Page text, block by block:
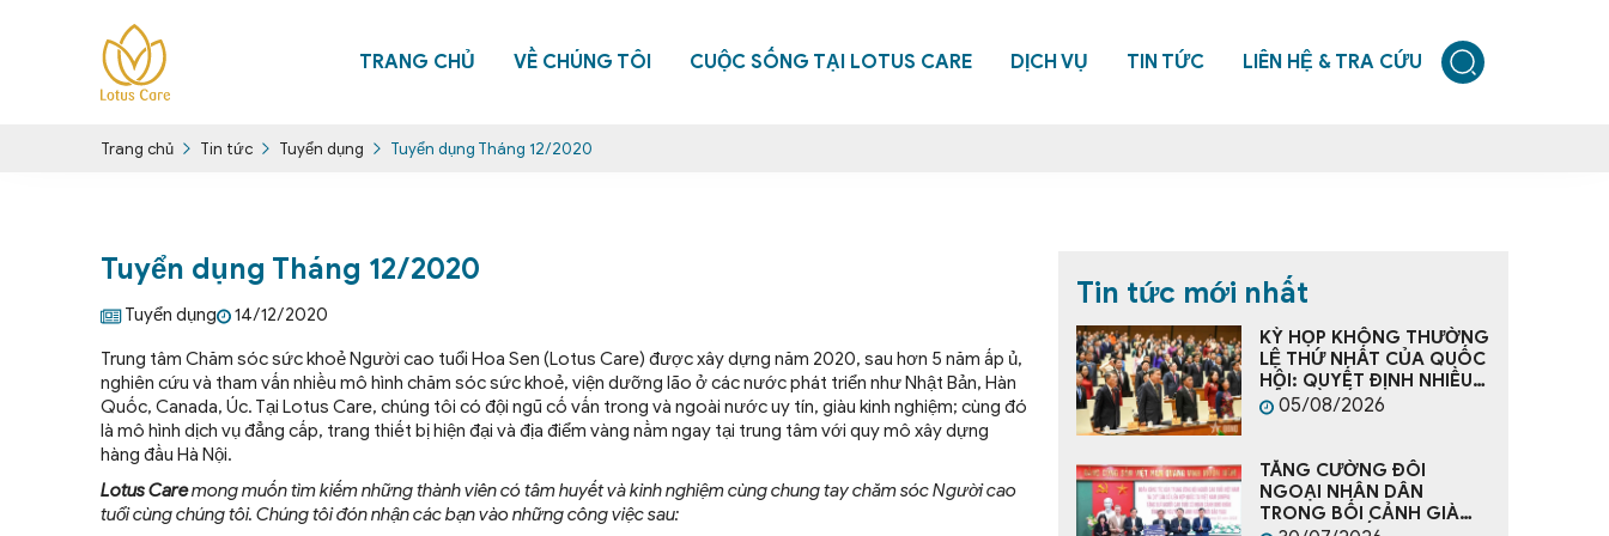
TRANG CHỦ VỀ CHÚNG TÔI CUỘC SỐNG TẠI LOTUS CARE DỊCH VỤ TIN TỨC LIÊN HỆ & TRA CỨU
Trang chủ Tin tức Tuyển dụng Tuyển dụng Tháng 12/2020
Tuyển dụng Tháng 12/2020
Tuyển dụng 14/12/2020
Trung tâm Chăm sóc sức khoẻ Người cao tuổi Hoa Sen (Lotus Care) được xây dựng năm 2020, sau hơn 5 năm ấp ủ,
nghiên cứu và tham vấn nhiều mô hình chăm sóc sức khoẻ, viện dưỡng lão ở các nước phát triển như Nhật Bản, Hàn
Quốc, Canada, Úc. Tại Lotus Care, chúng tôi có đội ngũ cố vấn trong và ngoài nước uy tín, giàu kinh nghiệm; cùng đó
là mô hình dịch vụ đẳng cấp, trang thiết bị hiện đại và địa điểm vàng nằm ngay tại trung tâm với quy mô xây dựng
hàng đầu Hà Nội.
Lotus Caremong muốn tìm kiếm những thành viên có tâm huyết và kinh nghiệm cùng chung tay chăm sóc Người cao
tuổi cùng chúng tôi. Chúng tôi đón nhận các bạn vào những công việc sau:
Tin tức mới nhất
KỲ HỌP KHÔNG THƯỜNG
LỆ THỨ NHẤT CỦA QUỐC
HỘI: QUYẾT ĐỊNH NHIỀU
VẤN ĐỀ CẤP BÁCH, TẠO
05/08/2026
TĂNG CƯỜNG ĐỐI
NGOẠI NHÂN DÂN
TRONG BỐI CẢNH GIÀ